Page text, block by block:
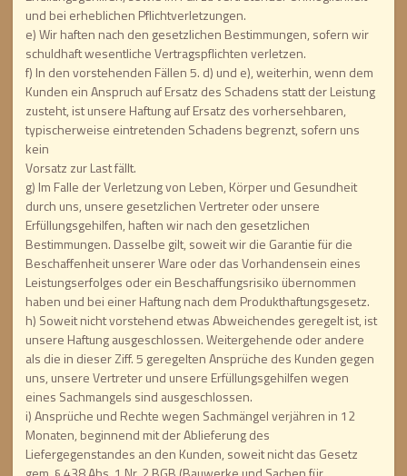
und bei erheblichen Pflichtverletzungen.
e) Wir haften nach den gesetzlichen Bestimmungen, sofern wir
schuldhaft wesentliche Vertragspflichten verletzen.
f) In den vorstehenden Fällen 5. d) und e), weiterhin, wenn dem
Kunden ein Anspruch auf Ersatz des Schadens statt der Leistung
zusteht, ist unsere Haftung auf Ersatz des vorhersehbaren,
typischerweise eintretenden Schadens begrenzt, sofern uns
kein
Vorsatz zur Last fällt.
g) Im Falle der Verletzung von Leben, Körper und Gesundheit
durch uns, unsere gesetzlichen Vertreter oder unsere
Erfüllungsgehilfen, haften wir nach den gesetzlichen
Bestimmungen. Dasselbe gilt, soweit wir die Garantie für die
Beschaffenheit unserer Ware oder das Vorhandensein eines
Leistungserfolges oder ein Beschaffungsrisiko übernommen
haben und bei einer Haftung nach dem Produkthaftungsgesetz.
h) Soweit nicht vorstehend etwas Abweichendes geregelt ist, ist
unsere Haftung ausgeschlossen. Weitergehende oder andere
als die in dieser Ziff. 5 geregelten Ansprüche des Kunden gegen
uns, unsere Vertreter und unsere Erfüllungsgehilfen wegen
eines Sachmangels sind ausgeschlossen.
i) Ansprüche und Rechte wegen Sachmängel verjähren in 12
Monaten, beginnend mit der Ablieferung des
Liefergegenstandes an den Kunden, soweit nicht das Gesetz